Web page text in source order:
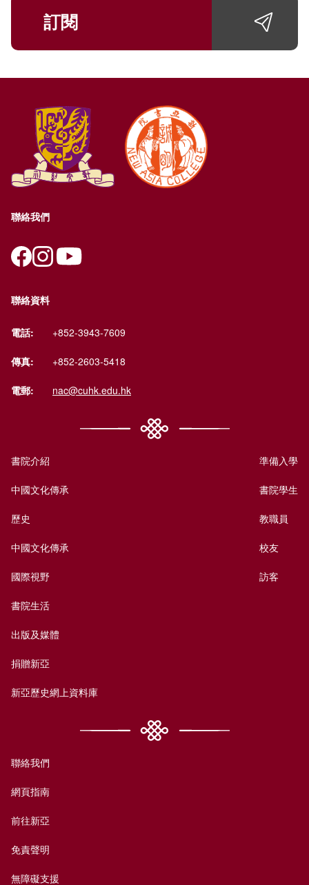
訂閱
聯絡我們
聯絡資料
電話: +852-3943-7609
傳真: +852-2603-5418
電郵: nac@cuhk.edu.hk
書院介紹
中國文化傳承
歷史
中國文化傳承
國際視野
書院生活
出版及媒體
捐贈新亞
新亞歷史網上資料庫
準備入學
書院學生
教職員
校友
訪客
聯絡我們
網頁指南
前往新亞
免責聲明
無障礙支援